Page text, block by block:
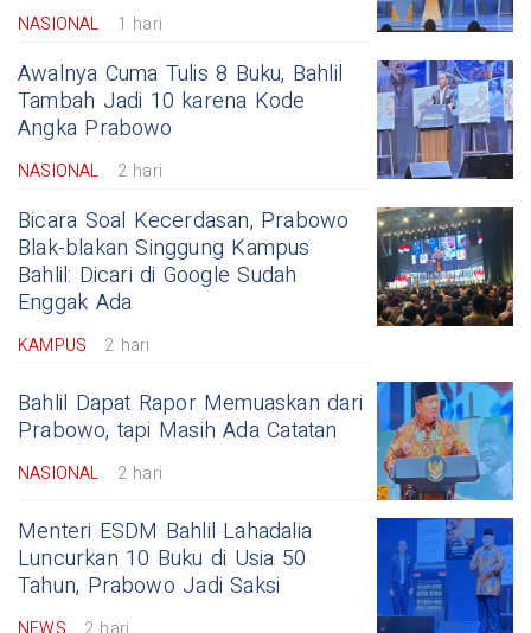
NASIONAL 1 hari
Awalnya Cuma Tulis 8 Buku, Bahlil
Tambah Jadi 10 karena Kode
Angka Prabowo
NASIONAL 2 hari
Bicara Soal Kecerdasan, Prabowo
Blak-blakan Singgung Kampus
Bahlil: Dicari di Google Sudah
Enggak Ada
KAMPUS 2 hari
Bahlil Dapat Rapor Memuaskan dari
Prabowo, tapi Masih Ada Catatan
NASIONAL 2 hari
Menteri ESDM Bahlil Lahadalia
Luncurkan 10 Buku di Usia 50
Tahun, Prabowo Jadi Saksi